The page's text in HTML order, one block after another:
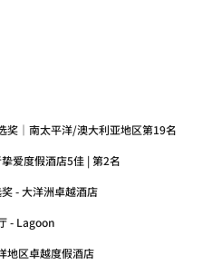
奖｜南太平洋/澳大利亚地区第19名
爱度假酒店5佳 | 第2名
- 大洋洲卓越酒店
- Lagoon
区卓越度假酒店